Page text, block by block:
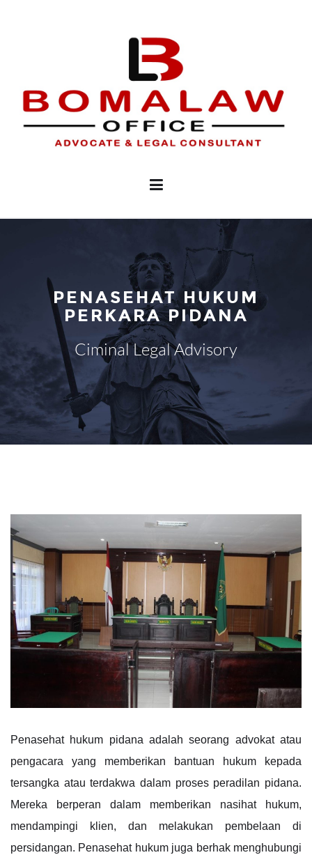
PENASEHAT HUKUM
PERKARA PIDANA
Ciminal Legal Advisory
Penasehat hukum pidana adalah seorang advokat atau
pengacara yang memberikan bantuan hukum kepada
tersangka atau terdakwa dalam proses peradilan pidana.
Mereka berperan dalam memberikan nasihat hukum,
mendampingi klien, dan melakukan pembelaan di
persidangan. Penasehat hukum juga berhak menghubungi